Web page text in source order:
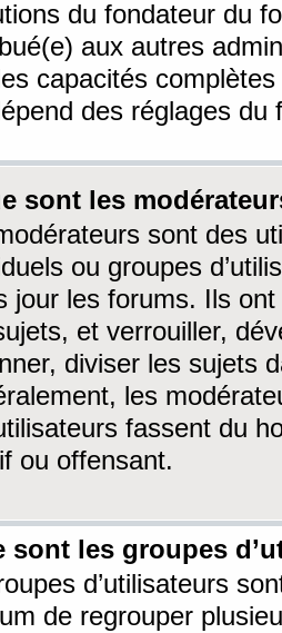
du fondateur du
aux autres
capacités
des réglages du
sont les
sont des
ou groupes
jour les forums. Ils ont
et verrouiller,
diviser les sujets
les
fassent du
ou offensant.
sont les groupes
d’utilisateurs
de regrouper